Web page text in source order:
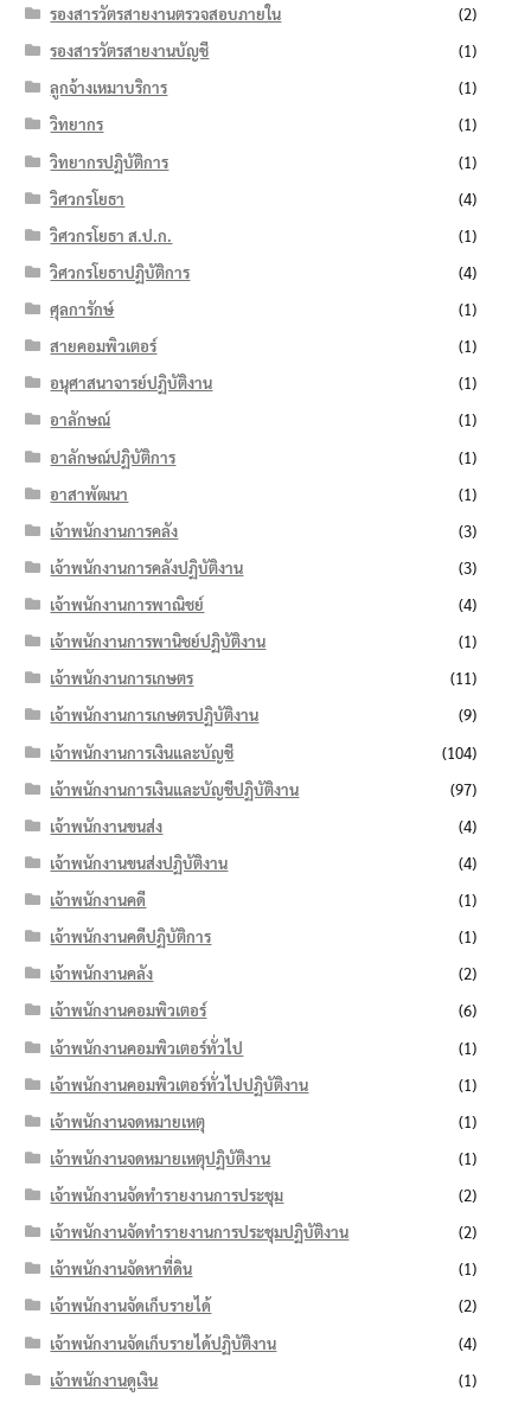
รองสารวัตรสายงานตรวจสอบภายใน
(2)
รองสารวัตรสายงานบัญชี
(1)
ลูกจ้างเหมาบริการ
(1)
วิทยากร
(1)
วิทยากรปฏิบัติการ
(1)
วิศวกรโยธา
(4)
วิศวกรโยธา ส.ป.ก.
(1)
วิศวกรโยธาปฏิบัติการ
(4)
ศุลการักษ์
(1)
สายคอมพิวเตอร์
(1)
อนุศาสนาจารย์ปฏิบัติงาน
(1)
อาลักษณ์
(1)
อาลักษณ์ปฏิบัติการ
(1)
อาสาพัฒนา
(1)
เจ้าพนักงานการคลัง
(3)
เจ้าพนักงานการคลังปฏิบัติงาน
(3)
เจ้าพนักงานการพาณิชย์
(4)
เจ้าพนักงานการพานิชย์ปฏิบัติงาน
(1)
เจ้าพนักงานการเกษตร
(11)
เจ้าพนักงานการเกษตรปฏิบัติงาน
(9)
เจ้าพนักงานการเงินและบัญชี
(104)
เจ้าพนักงานการเงินและบัญชีปฏิบัติงาน
(97)
เจ้าพนักงานขนส่ง
(4)
เจ้าพนักงานขนส่งปฏิบัติงาน
(4)
เจ้าพนักงานคดี
(1)
เจ้าพนักงานคดีปฏิบัติการ
(1)
เจ้าพนักงานคลัง
(2)
เจ้าพนักงานคอมพิวเตอร์
(6)
เจ้าพนักงานคอมพิวเตอร์ทั่วไป
(1)
เจ้าพนักงานคอมพิวเตอร์ทั่วไปปฏิบัติงาน
(1)
เจ้าพนักงานจดหมายเหตุ
(1)
เจ้าพนักงานจดหมายเหตุปฏิบัติงาน
(1)
เจ้าพนักงานจัดทำรายงานการประชุม
(2)
เจ้าพนักงานจัดทำรายงานการประชุมปฏิบัติงาน
(2)
เจ้าพนักงานจัดหาที่ดิน
(1)
เจ้าพนักงานจัดเก็บรายได้
(2)
เจ้าพนักงานจัดเก็บรายได้ปฏิบัติงาน
(4)
เจ้าพนักงานดูเงิน
(1)